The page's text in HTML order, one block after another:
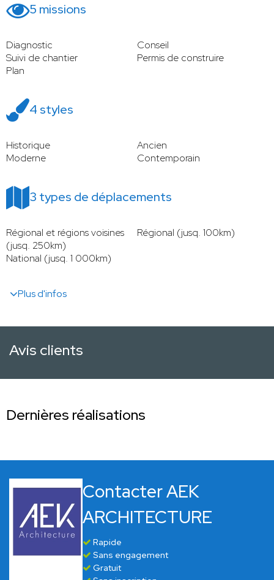
5 missions
Diagnostic
Conseil
Suivi de chantier
Permis de construire
Plan
4 styles
Historique
Ancien
Moderne
Contemporain
3 types de déplacements
Régional et régions voisines
(jusq. 250km)
Régional (jusq. 100km)
National (jusq. 1 000km)
Plus d'infos
Avis clients
Dernières réalisations
Contacter AEK
ARCHITECTURE
Rapide
Sans engagement
Gratuit